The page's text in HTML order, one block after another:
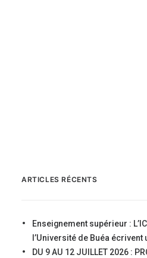
ARTICLES RÉCENTS
Enseignement supérieur :
l’Université de Buéa
DU 9 AU 12 JUILLET 2026 :